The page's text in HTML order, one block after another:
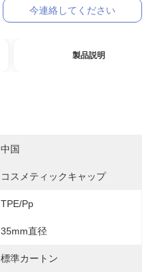
今連絡してください
製品説明
中国
コスメティックキャップ
TPE/pp
35mm直径
標準カートン